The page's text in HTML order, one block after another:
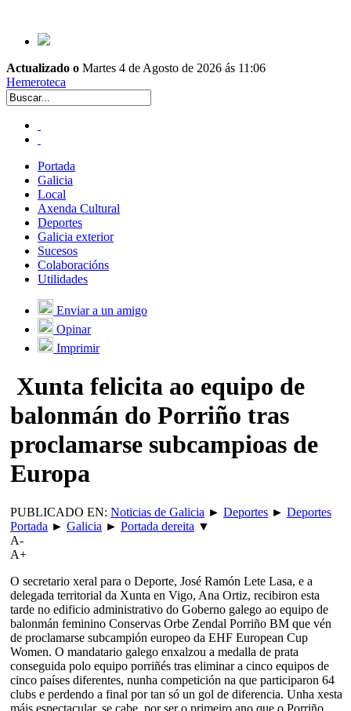
Actualizado o Martes 4 de Agosto de 2026 ás 11:06
Hemeroteca
Portada
Galicia
Local
Axenda Cultural
Deportes
Galicia exterior
Sucesos
Colaboracións
Utilidades
Enviar a un amigo
Opinar
Imprimir
Xunta felicita ao equipo de
balonmán do Porriño tras
proclamarse subcampioas de
Europa
PUBLICADO EN: Noticias de Galicia ► Deportes ► Deportes
Portada ► Galicia ► Portada dereita ▼
A-
A+
O secretario xeral para o Deporte, José Ramón Lete Lasa, e a
delegada territorial da Xunta en Vigo, Ana Ortiz, recibiron esta
tarde no edificio administrativo do Goberno galego ao equipo de
balonmán feminino Conservas Orbe Zendal Porriño BM que vén
de proclamarse subcampión europeo da EHF European Cup
Women. O mandatario galego enxalzou a medalla de prata
conseguida polo equipo porriñés tras eliminar a cinco equipos de
cinco países diferentes, nunha competición na que participaron 64
clubs e perdendo a final por tan só un gol de diferencia. Unha xesta
máis espectacular, se cabe, por ser o primeiro ano que o Porriño